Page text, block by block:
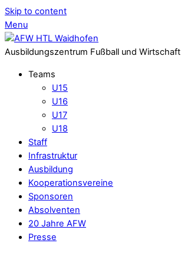
Skip to content
Menu
Ausbildungszentrum Fußball und Wirtschaft
Teams
U15
U16
U17
U18
Staff
Infrastruktur
Ausbildung
Kooperationsvereine
Sponsoren
Absolventen
20 Jahre AFW
Presse